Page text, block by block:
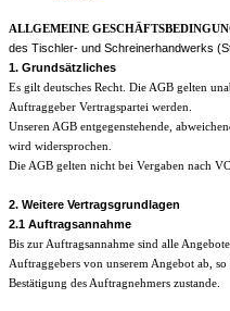
ALLGEMEINE
des Tischler- und Schreinerhandwerks
1. Grundsätzliches
Es gilt deutsches Recht. Die AGB gelten
Auftraggeber Vertragspartei werden.
Unseren AGB entgegenstehende,
wird widersprochen.
Die AGB gelten nicht bei Vergaben nach
2. Weitere Vertragsgrundlagen
2.1 Auftragsannahme
Bis zur Auftragsannahme sind alle
Auftraggebers von unserem Angebot ab,
Bestätigung des Auftragnehmers zustande.